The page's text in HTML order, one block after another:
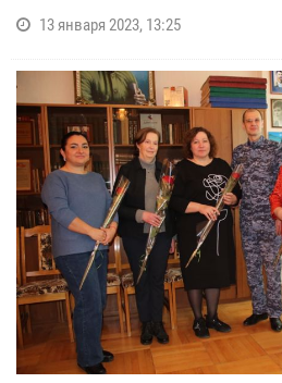
13 января 2023, 13:25